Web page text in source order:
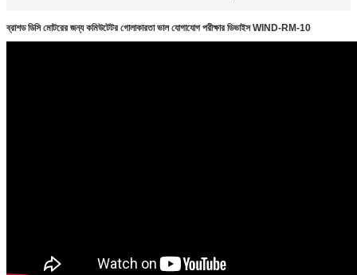
ব্রাশড ডিসি মোটরের জন্য কমিউটেটর গোলাকারতা ভাল যোগাযোগ পরীক্ষার ডিভাইস WIND-RM-10